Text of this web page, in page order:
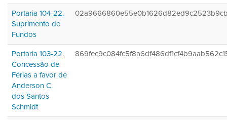
Portaria 104-22.
Suprimento de
Fundos
Portaria 103-22.
Concessão de
Férias a favor de
Anderson C.
dos Santos
Schmidt